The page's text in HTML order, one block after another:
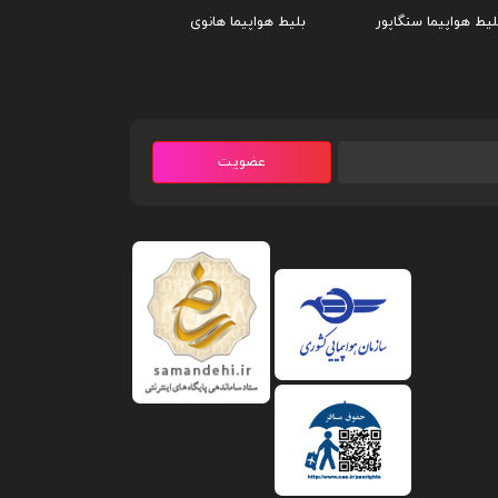
هواپیما سنگاپور بلیط هواپیما هانوی
عضویت